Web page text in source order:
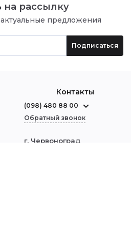
рассылку
предложения
Подписаться
Контакты
(098) 480 88 00
Обратный звонок
г. Червоноград